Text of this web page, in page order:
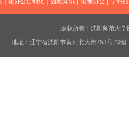
版权所有：沈阳师范大
地址：辽宁省沈阳市黄河北大街253号 邮